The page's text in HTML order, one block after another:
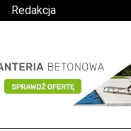
Redakcja